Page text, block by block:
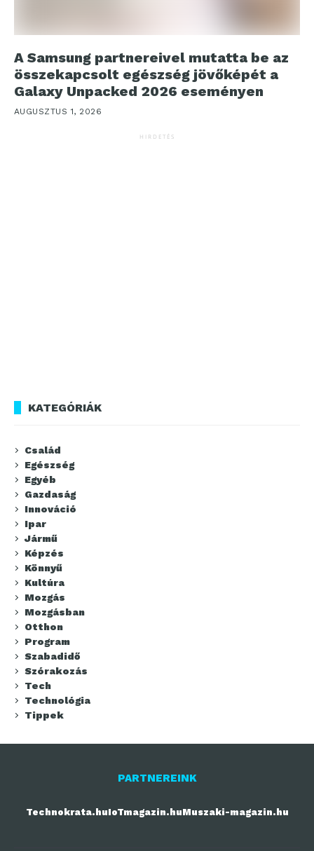
A Samsung partnereivel mutatta be az
összekapcsolt egészség jövőképét a
Galaxy Unpacked 2026 eseményen
AUGUSZTUS 1, 2026
HIRDETÉS
KATEGÓRIÁK
Család
Egészség
Egyéb
Gazdaság
Innováció
Ipar
Jármű
Képzés
Könnyű
Kultúra
Mozgás
Mozgásban
Otthon
Program
Szabadidő
Szórakozás
Tech
Technológia
Tippek
PARTNEREINK
Technokrata.huIoTmagazin.huMuszaki-magazin.hu